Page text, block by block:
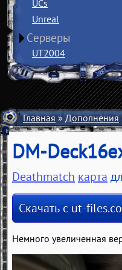
UCs
Unreal
Серверы
UT2004
Главная»Дополнения
DM-
Deathmatch карта
Скачать с ut-
Немного увеличенная